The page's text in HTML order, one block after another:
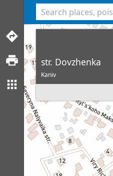
str. Dovzhenka
Kaniv
<% console.log(hcard) %>